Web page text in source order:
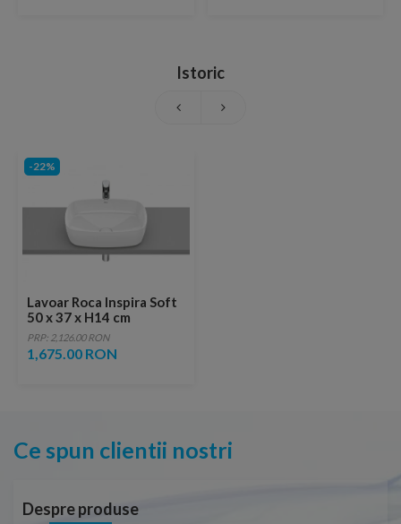
Istoric
-22%
Lavoar Roca Inspira Soft
50 x 37 x H14 cm
PRP: 2,126.00 RON
1,675.00 RON
Ce spun clientii nostri
Despre produse